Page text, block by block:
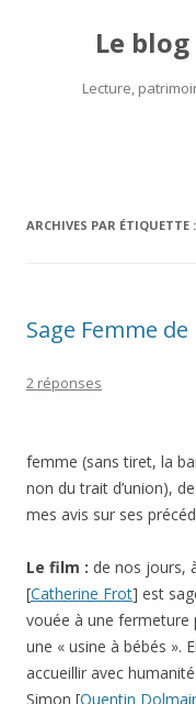
Le
Lecture,
ARCHIVES PAR ÉTIQUETTE :
Sage Femme
2 réponses
femme (sans tiret, la
non du trait d’union),
mes avis sur ses
Le film : de nos jours,
[Catherine Frot] est
vouée à une fermeture
une « usine à bébés ».
accueillir avec
Simon [Quentin